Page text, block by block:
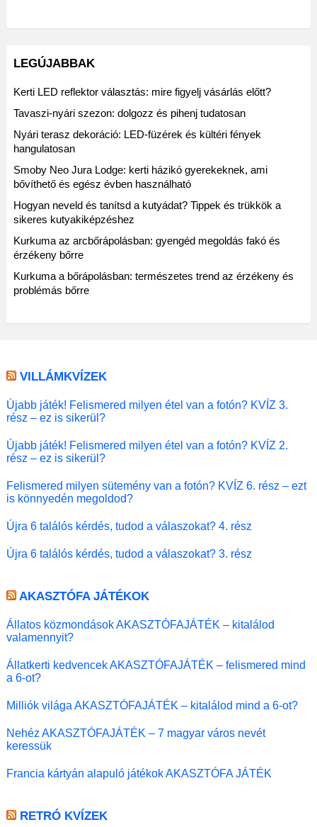
LEGÚJABBAK
Kerti LED reflektor választás: mire figyelj vásárlás előtt?
Tavaszi-nyári szezon: dolgozz és pihenj tudatosan
Nyári terasz dekoráció: LED-füzérek és kültéri fények
hangulatosan
Smoby Neo Jura Lodge: kerti házikó gyerekeknek, ami
bővíthető és egész évben használható
Hogyan neveld és tanítsd a kutyádat? Tippek és trükkök a
sikeres kutyakiképzéshez
Kurkuma az arcbőrápolásban: gyengéd megoldás fakó és
érzékeny bőrre
Kurkuma a bőrápolásban: természetes trend az érzékeny és
problémás bőrre
VILLÁMKVÍZEK
Újabb játék! Felismered milyen étel van a fotón? KVÍZ 3.
rész – ez is sikerül?
Újabb játék! Felismered milyen étel van a fotón? KVÍZ 2.
rész – ez is sikerül?
Felismered milyen sütemény van a fotón? KVÍZ 6. rész – ezt
is könnyedén megoldod?
Újra 6 találós kérdés, tudod a válaszokat? 4. rész
Újra 6 találós kérdés, tudod a válaszokat? 3. rész
AKASZTÓFA JÁTÉKOK
Állatos közmondások AKASZTÓFAJÁTÉK – kitalálod
valamennyit?
Állatkerti kedvencek AKASZTÓFAJÁTÉK – felismered mind
a 6-ot?
Milliók világa AKASZTÓFAJÁTÉK – kitalálod mind a 6-ot?
Nehéz AKASZTÓFAJÁTÉK – 7 magyar város nevét
keressük
Francia kártyán alapuló játékok AKASZTÓFA JÁTÉK
RETRÓ KVÍZEK